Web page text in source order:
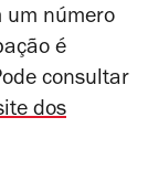
um número
é
consultar
dos